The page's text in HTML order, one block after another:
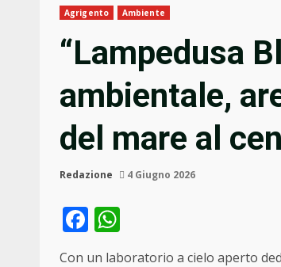
Agrigento Ambiente
“Lampedusa
ambientale,
del mare al
Redazione 4 Giugno 2026
Facebook
Con un laboratorio a cielo aperto